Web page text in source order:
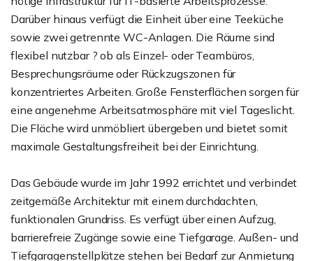
Darüber hinaus verfügt die Einheit über eine Teeküche
sowie zwei getrennte WC-Anlagen. Die Räume sind
flexibel nutzbar ? ob als Einzel- oder Teambüros,
Besprechungsräume oder Rückzugszonen für
konzentriertes Arbeiten. Große Fensterflächen sorgen für
eine angenehme Arbeitsatmosphäre mit viel Tageslicht.
Die Fläche wird unmöbliert übergeben und bietet somit
maximale Gestaltungsfreiheit bei der Einrichtung.
Das Gebäude wurde im Jahr 1992 errichtet und verbindet
zeitgemäße Architektur mit einem durchdachten,
funktionalen Grundriss. Es verfügt über einen Aufzug,
barrierefreie Zugänge sowie eine Tiefgarage. Außen- und
Tiefgaragenstellplätze stehen bei Bedarf zur Anmietung